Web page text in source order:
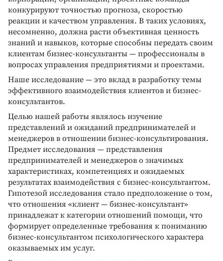
конкурируют точностью прогноза, скоростью
реакции и качеством управления. В таких условиях,
несомненно, должна расти объективная ценность
знаний и навыков, которые способны передать своим
клиентам бизнес-консультанты — профессионалы в
вопросах управления предприятиями и проектами.
Наше исследование — это вклад в разработку темы
эффективного взаимодействия клиентов и бизнес-
консультантов.
Целью нашей работы являлось изучение
представлений и ожиданий предпринимателей и
менеджеров в отношении бизнес-консультирования.
Предмет исследования — представления
предпринимателей и менеджеров о значимых
характеристиках, компетенциях и ожидаемых
результатах взаимодействия с бизнес-консультантом.
Гипотезой исследования стало предположение о том,
что отношения «клиент — бизнес-консультант»
принадлежат к категории отношений помощи, что
формирует определенные требования к пониманию
бизнес-консультантом психологического характера
оказываемых им услуг.